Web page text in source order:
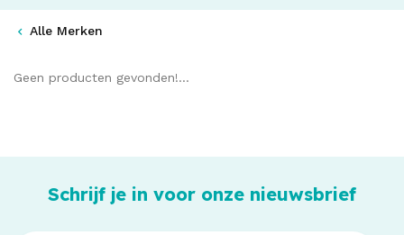
Alle Merken
Geen producten gevonden!...
Schrijf je in voor onze nieuwsbrief